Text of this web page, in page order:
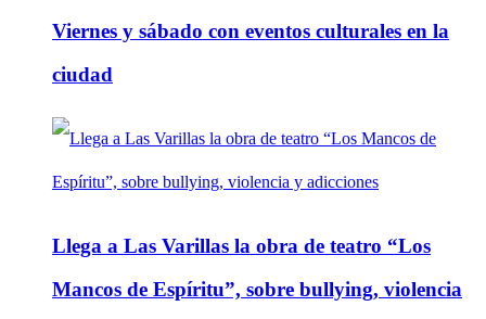
Viernes y sábado con eventos culturales en la
ciudad
Llega a Las Varillas la obra de teatro “Los
Mancos de Espíritu”, sobre bullying, violencia